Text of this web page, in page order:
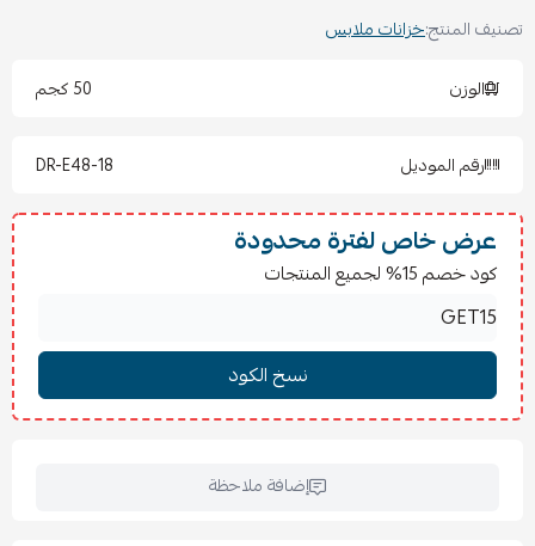
المساحات الصغيرة.
توفر الخزانة مساحة داخلية واسعة تساعدك على ترتيب الملابس
والمستلزمات بشكل منظم ومرتب، مع أبواب بإغلاق محكم تمنح
يجعلها مناسبة لمختلف أنماط الديكور الحديثة.
تصميم معدني عصري يجمع بين الأناقة والمتانة
هيكل قوي مقاوم للصدأ والرطوبة
مساحة داخلية واسعة لتعليق الملابس وتنظيمها
بابان بإغلاق محكم لمظهر مرتب وأنيق
مناسبة للمساحات الصغيرة والمتوسطة
خامات عملية تتحمل الاستخدام اليومي
سهلة التنظيف والعناية
تصنيف المنتج:خزانات ملابس
الوزن
50 كجم
رقم الموديل DR-E48-18
عرض خاص لفترة محدودة
كود خصم 15% لجميع المنتجات
إضافة ملاحظة